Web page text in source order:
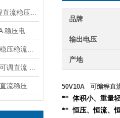
品牌
输出电压
产地
50V10A 可编程直
** 体积小、重量
** 恒压、恒流、